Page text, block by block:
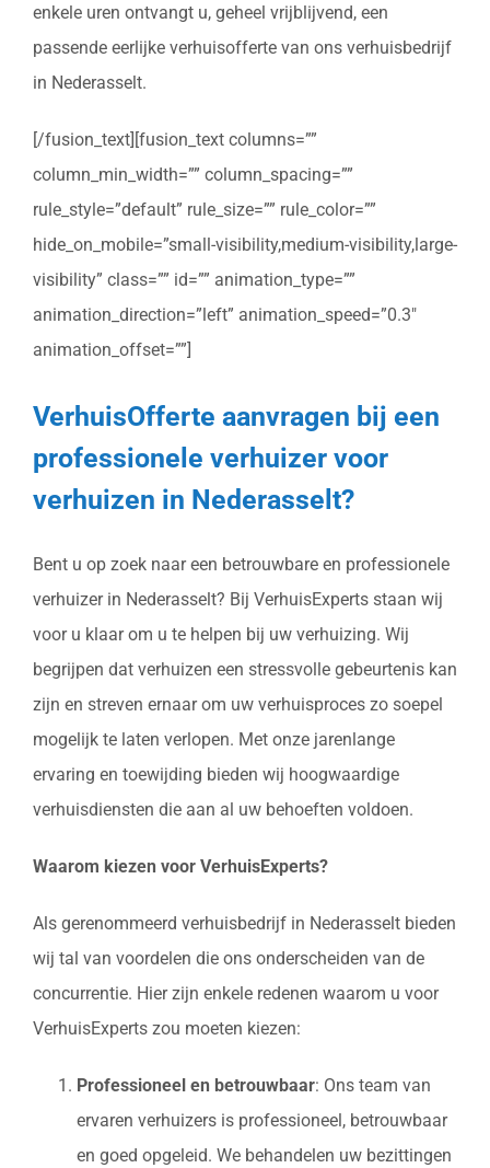
enkele uren ontvangt u, geheel vrijblijvend, een
passende eerlijke verhuisofferte van ons verhuisbedrijf
in Nederasselt.
[/fusion_text][fusion_text columns=””
column_min_width=”” column_spacing=””
rule_style=”default” rule_size=”” rule_color=””
hide_on_mobile=”small-visibility,medium-visibility,large-
visibility” class=”” id=”” animation_type=””
animation_direction=”left” animation_speed=”0.3″
animation_offset=””]
VerhuisOfferte aanvragen bij een
professionele verhuizer voor
verhuizen in Nederasselt?
Bent u op zoek naar een betrouwbare en professionele
verhuizer in Nederasselt? Bij VerhuisExperts staan wij
voor u klaar om u te helpen bij uw verhuizing. Wij
begrijpen dat verhuizen een stressvolle gebeurtenis kan
zijn en streven ernaar om uw verhuisproces zo soepel
mogelijk te laten verlopen. Met onze jarenlange
ervaring en toewijding bieden wij hoogwaardige
verhuisdiensten die aan al uw behoeften voldoen.
Waarom kiezen voor VerhuisExperts?
Als gerenommeerd verhuisbedrijf in Nederasselt bieden
wij tal van voordelen die ons onderscheiden van de
concurrentie. Hier zijn enkele redenen waarom u voor
VerhuisExperts zou moeten kiezen:
Professioneel en betrouwbaar: Ons team van
ervaren verhuizers is professioneel, betrouwbaar
en goed opgeleid. We behandelen uw bezittingen